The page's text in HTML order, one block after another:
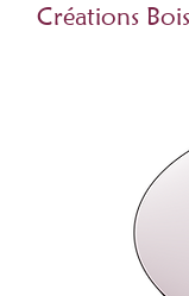
Créations